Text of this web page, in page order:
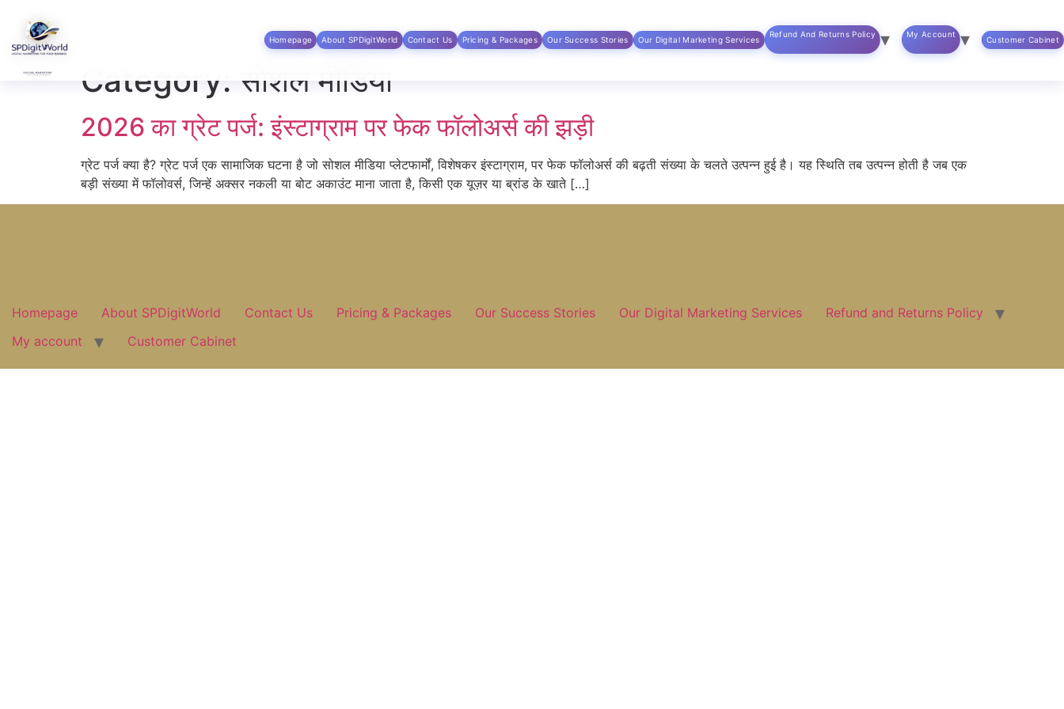
Skip to
Homepage About SPDigitWorld Contact Us Pricing & Packages Our Success Stories Our Digital Marketing Services
Refund And Returns Policy My Account
Customer Cabinet
Category: सोशल मीडिया
2026 का ग्रेट पर्ज: इंस्टाग्राम पर फेक फॉलोअर्स की झड़ी
ग्रेट पर्ज क्या है? ग्रेट पर्ज एक सामाजिक घटना है जो सोशल मीडिया प्लेटफार्मों, विशेषकर इंस्टाग्राम, पर फेक फॉलोअर्स की बढ़ती संख्या के चलते उत्पन्न हुई है। यह स्थिति तब उत्पन्न होती है जब एक
बड़ी संख्या में फॉलोवर्स, जिन्हें अक्सर नकली या बोट अकाउंट माना जाता है, किसी एक यूज़र या ब्रांड के खाते […]
Homepage About SPDigitWorld Contact Us Pricing & Packages Our Success Stories Our Digital Marketing Services
Refund and Returns Policy
My account
Customer Cabinet